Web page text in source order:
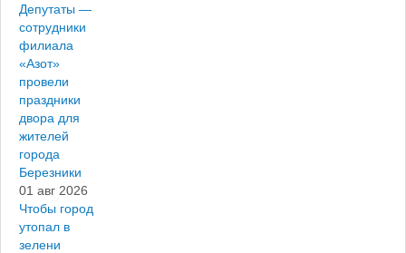
Депутаты —
сотрудники
филиала
«Азот»
провели
праздники
двора для
жителей
города
Березники
01 авг 2026
Чтобы город
утопал в
зелени